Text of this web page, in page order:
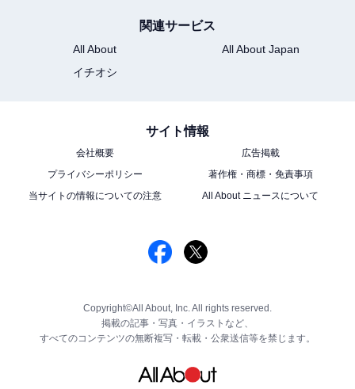
関連サービス
All About
All About Japan
イチオシ
サイト情報
会社概要
広告掲載
プライバシーポリシー
著作権・商標・免責事項
当サイトの情報についての注意
All About ニュースについて
Copyright©All About, Inc. All rights reserved.
掲載の記事・写真・イラストなど、
すべてのコンテンツの無断複写・転載・公衆送信等を禁じます。